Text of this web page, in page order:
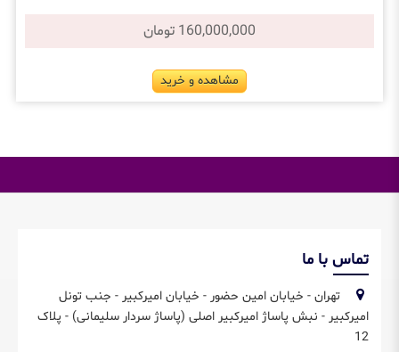
160,000,000 تومان
مشاهده و خرید
تماس با ما
تهران - خیابان امین حضور - خیابان امیرکبیر - جنب تونل
امیرکبیر - نبش پاساژ امیرکبیر اصلی (پاساژ سردار سلیمانی) - پلاک
12